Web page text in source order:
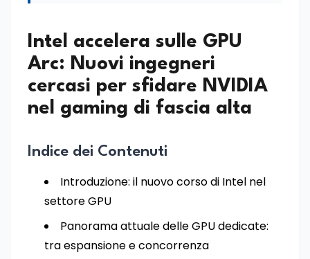
Intel accelera sulle GPU
Arc: Nuovi ingegneri
cercasi per sfidare NVIDIA
nel gaming di fascia alta
Indice dei Contenuti
Introduzione: il nuovo corso di Intel nel
settore GPU
Panorama attuale delle GPU dedicate:
tra espansione e concorrenza